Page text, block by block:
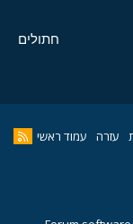
חתולים
עזרה עמוד ראשי